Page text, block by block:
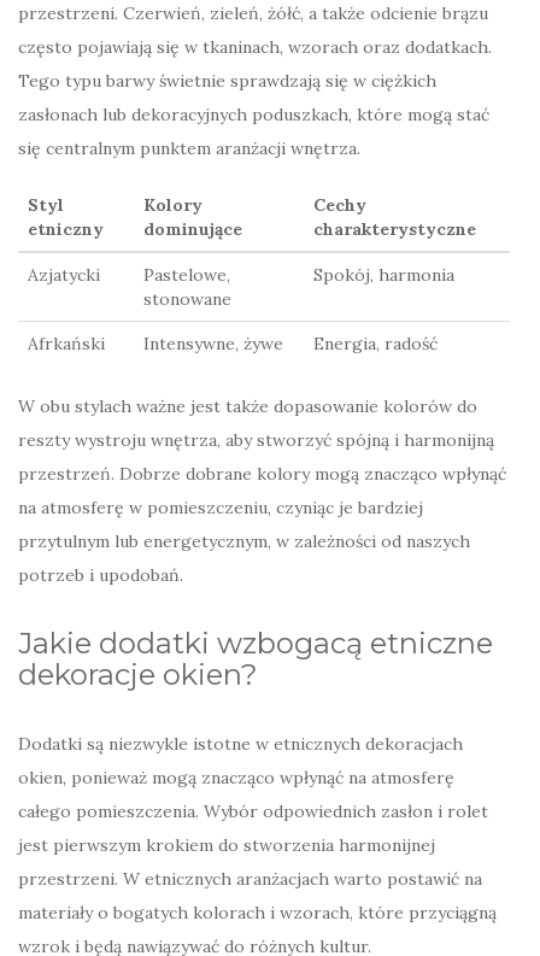
przestrzeni. Czerwień, zieleń, żółć, a także odcienie brązu
często pojawiają się w tkaninach, wzorach oraz dodatkach.
Tego typu barwy świetnie sprawdzają się w ciężkich
zasłonach lub dekoracyjnych poduszkach, które mogą stać
się centralnym punktem aranżacji wnętrza.
Styl
etniczny
Kolory
dominujące
Cechy
charakterystyczne
Azjatycki
Pastelowe,
stonowane
Spokój, harmonia
Afrkański Intensywne, żywe Energia, radość
W obu stylach ważne jest także dopasowanie kolorów do
reszty wystroju wnętrza, aby stworzyć spójną i harmonijną
przestrzeń. Dobrze dobrane kolory mogą znacząco wpłynąć
na atmosferę w pomieszczeniu, czyniąc je bardziej
przytulnym lub energetycznym, w zależności od naszych
potrzeb i upodobań.
Jakie dodatki wzbogacą etniczne
dekoracje okien?
Dodatki są niezwykle istotne w etnicznych dekoracjach
okien, ponieważ mogą znacząco wpłynąć na atmosferę
całego pomieszczenia. Wybór odpowiednich zasłon i rolet
jest pierwszym krokiem do stworzenia harmonijnej
przestrzeni. W etnicznych aranżacjach warto postawić na
materiały o bogatych kolorach i wzorach, które przyciągną
wzrok i będą nawiązywać do różnych kultur.